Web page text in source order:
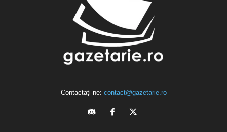
Contactați-ne: contact@gazetarie.ro